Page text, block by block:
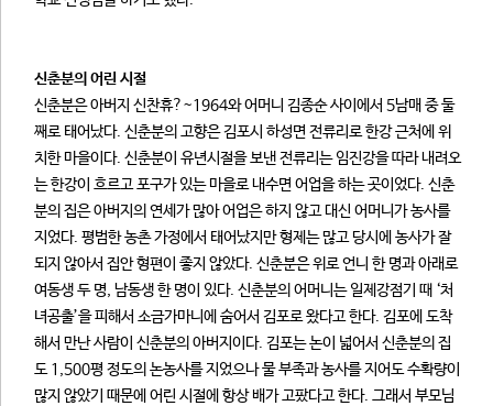
신춘분의 어린 시절
신춘분은 아버지 신찬휴?~1964와 어머니 김종순 사이에서 5남매 중 둘
째로 태어났다. 신춘분의 고향은 김포시 하성면 전류리로 한강 근처에 위
치한 마을이다. 신춘분이 유년시절을 보낸 전류리는 임진강을 따라 내려오
는 한강이 흐르고 포구가 있는 마을로 내수면 어업을 하는 곳이었다. 신춘
분의 집은 아버지의 연세가 많아 어업은 하지 않고 대신 어머니가 농사를
지었다. 평범한 농촌 가정에서 태어났지만 형제는 많고 당시에 농사가 잘
되지 않아서 집안 형편이 좋지 않았다. 신춘분은 위로 언니 한 명과 아래로
여동생 두 명, 남동생 한 명이 있다. 신춘분의 어머니는 일제강점기 때 ‘처
녀공출’을 피해서 소금가마니에 숨어서 김포로 왔다고 한다. 김포에 도착
해서 만난 사람이 신춘분의 아버지이다. 김포는 논이 넓어서 신춘분의 집
도 1,500평 정도의 논농사를 지었으나 물 부족과 농사를 지어도 수확량이
많지 않았기 때문에 어린 시절에 항상 배가 고팠다고 한다. 그래서 부모님